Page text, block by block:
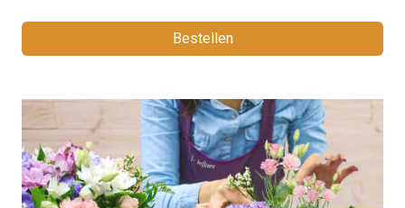
Bestellen